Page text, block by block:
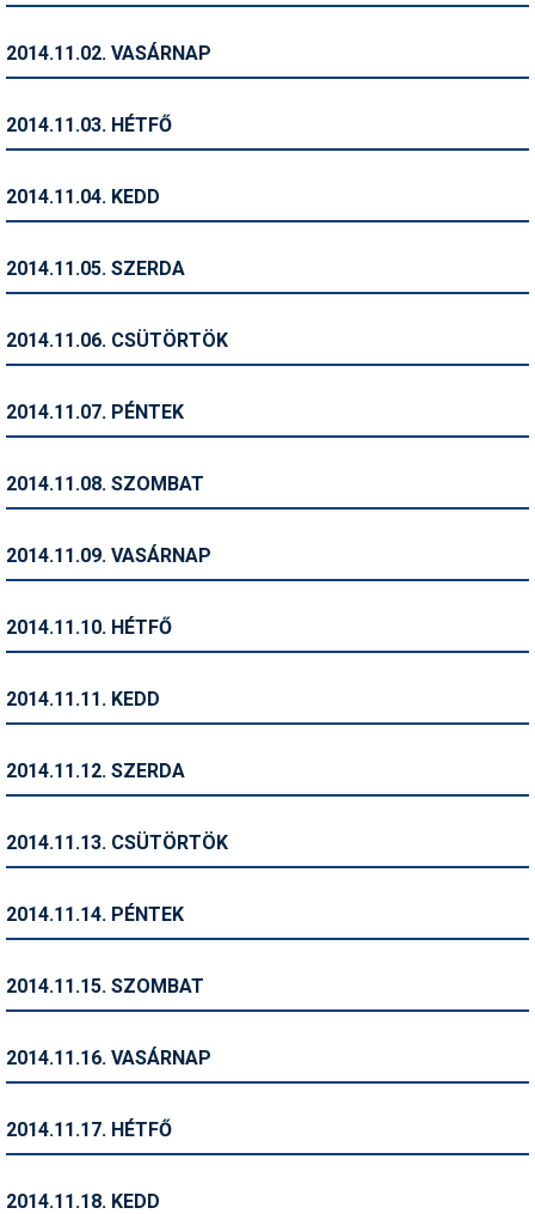
Ingatlan
Kerékpár
Magazinok
Pályázatok
Síbérletárak
Sífelszerelés
Símánia
Síszerviz
2014.11.02. VASÁRNAP
2014.11.03. HÉTFŐ
2014.11.04. KEDD
2014.11.05. SZERDA
2014.11.06. CSÜTÖRTÖK
2014.11.07. PÉNTEK
2014.11.08. SZOMBAT
2014.11.09. VASÁRNAP
2014.11.10. HÉTFŐ
2014.11.11. KEDD
2014.11.12. SZERDA
2014.11.13. CSÜTÖRTÖK
2014.11.14. PÉNTEK
2014.11.15. SZOMBAT
2014.11.16. VASÁRNAP
2014.11.17. HÉTFŐ
2014.11.18. KEDD